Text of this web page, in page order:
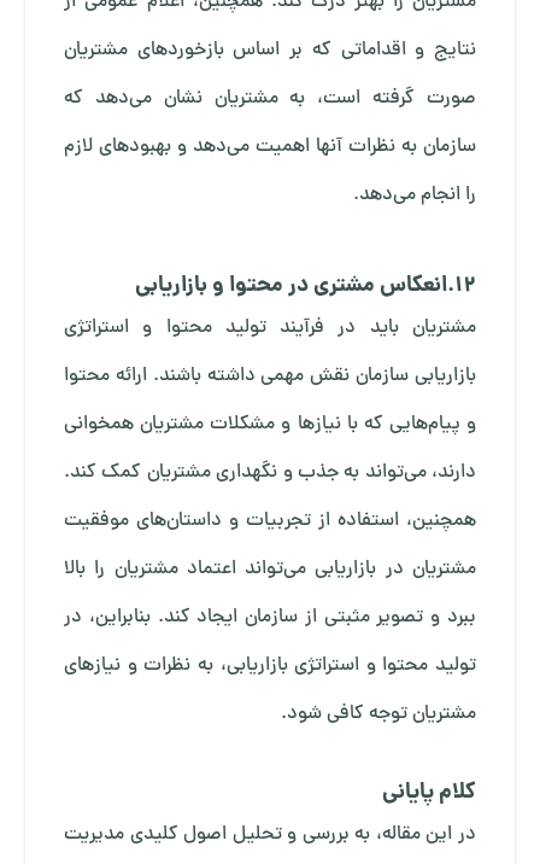
نتایج و اقداماتی که بر اساس بازخوردهای مشتریان
صورت گرفته است، به مشتریان نشان می‌دهد که
سازمان به نظرات آنها اهمیت می‌دهد و بهبودهای لازم
را انجام می‌دهد.
12.انعکاس مشتری در محتوا و بازاریابی
مشتریان باید در فرآیند تولید محتوا و استراتژی
بازاریابی سازمان نقش مهمی داشته باشند. ارائه محتوا
و پیام‌هایی که با نیازها و مشکلات مشتریان همخوانی
دارند، می‌تواند به جذب و نگهداری مشتریان کمک کند.
همچنین، استفاده از تجربیات و داستان‌های موفقیت
مشتریان در بازاریابی می‌تواند اعتماد مشتریان را بالا
ببرد و تصویر مثبتی از سازمان ایجاد کند. بنابراین، در
تولید محتوا و استراتژی بازاریابی، به نظرات و نیازهای
مشتریان توجه کافی شود.
کلام پایانی
در این مقاله، به بررسی و تحلیل اصول کلیدی مدیریت